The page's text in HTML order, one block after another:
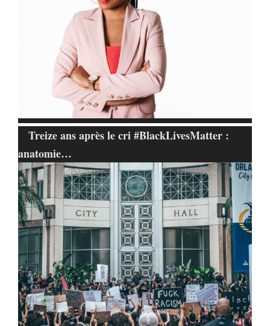
Treize ans après le cri #BlackLivesMatter :
anatomie…